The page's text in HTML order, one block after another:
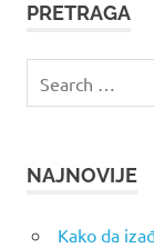
PRETRAGA
for:
NAJNOVIJE
Kako da